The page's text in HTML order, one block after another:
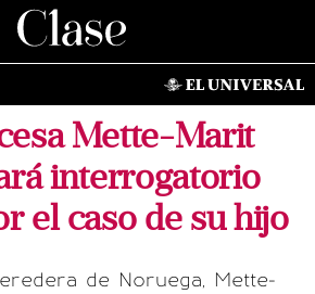
Mette-Marit
interrogatorio
el caso de su hijo
de Noruega, Mette-